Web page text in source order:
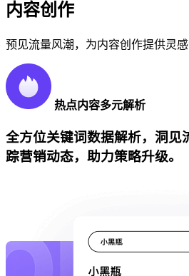
内容创作
预见流量风潮，为内容创作提供灵
热点内容多元解析
全方位关键词数据解析，洞见
踪营销动态，助力策略升级。